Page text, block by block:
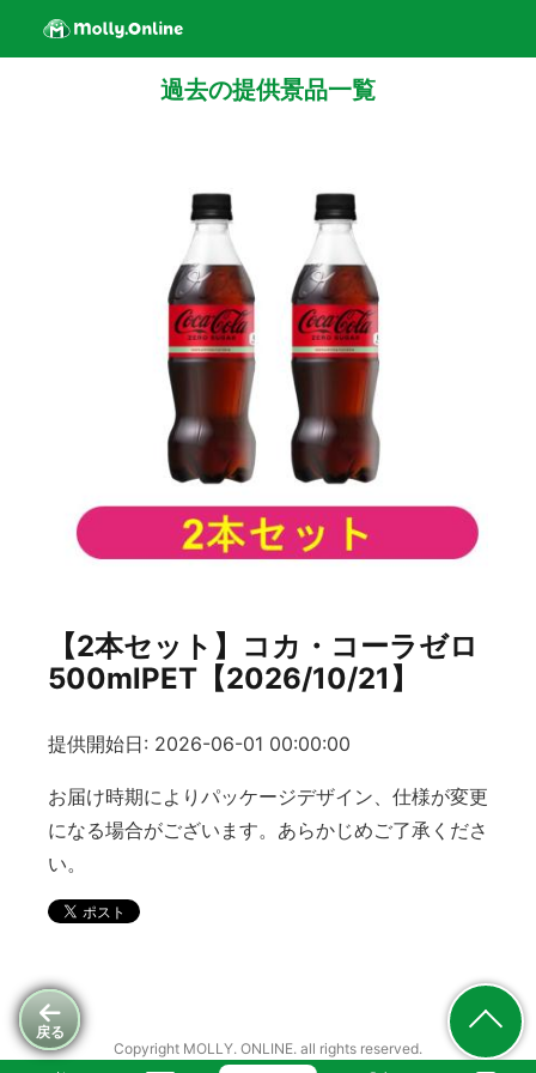
戻る
過去の提供景品一覧
【2本セット】コカ・コーラゼロ
500mlPET【2026/10/21】
提供開始日: 2026-06-01 00:00:00
お届け時期によりパッケージデザイン、仕様が変更
になる場合がございます。あらかじめご了承くださ
い。
Copyright MOLLY. ONLINE. all rights reserved.